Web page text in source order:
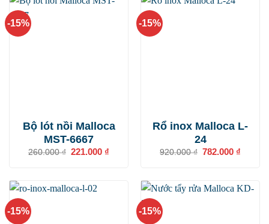
-15%
Bộ lót nồi Malloca
MST-6667
260.000₫ Giá
221.000 ₫
221.000 ₫.
-15%
Rổ inox Malloca L-
24
920.000₫ Giá
782.000 ₫
-15% -15%